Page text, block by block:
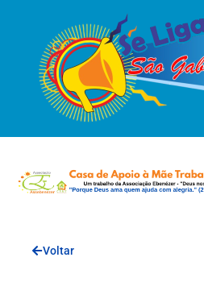
Voltar